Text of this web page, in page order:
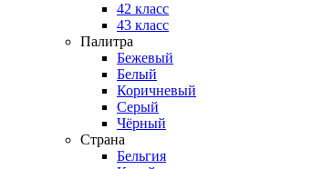
42 класс
43 класс
Палитра
Бежевый
Белый
Коричневый
Серый
Чёрный
Страна
Бельгия